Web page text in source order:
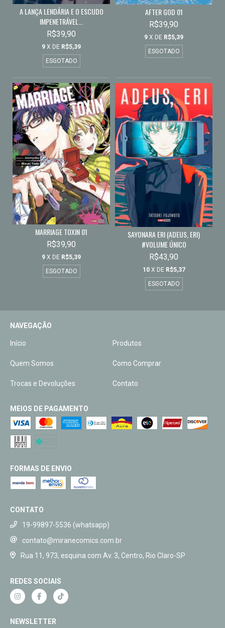
A LANÇA LENDÁRIA E O ESCUDO
IMPENETRÁVEL...
R$39,90
9 X DE R$5,39
ESGOTADO
AFTER GOD 01
R$39,90
9 X DE R$5,39
ESGOTADO
MARRIAGE TOXIN 01
R$39,90
9 X DE R$5,39
ESGOTADO
SAYONARA ERI (ADEUS, ERI)
#VOLUME ÚNICO
R$43,90
10 X DE R$5,37
ESGOTADO
NAVEGAÇÃO
Início Produtos
Quem Somos Como Comprar
Trocas e Devoluções Contato
MEIOS DE PAGAMENTO
FORMAS DE ENVIO
CONTATO
19-99897-5536 (whatsapp)
contato@miranecomics.com.br
Rua 11, 973, esquina com Av. 3, Centro, Rio Claro-SP
REDES SOCIAIS
NEWSLETTER